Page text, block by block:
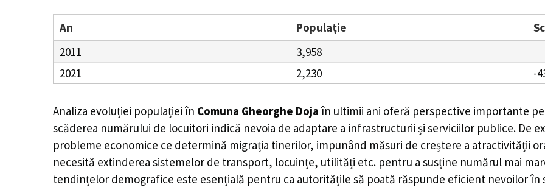
An Populație
2011
3,958
2021
2,230 -
Analiza evoluției populației în Comuna Gheorghe Doja în ultimii ani oferă perspective importante
scăderea numărului de locuitori indică nevoia de adaptare a infrastructurii și serviciilor publice. De
probleme economice ce determină migrația tinerilor, impunând măsuri de creștere a atractivității
necesită extinderea sistemelor de transport, locuințe, utilități etc. pentru a susține numărul mai
tendințelor demografice este esențială pentru ca autoritățile să poată răspunde eficient nevoilor